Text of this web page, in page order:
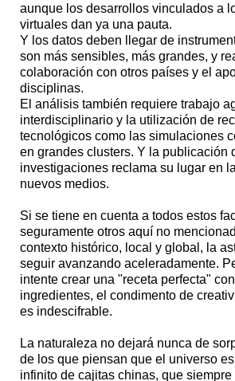
aunque los desarrollos vinculados a
virtuales dan ya una pauta.
Y los datos deben llegar de
son más sensibles, más grandes, y
colaboración con otros países y el
disciplinas.
El análisis también requiere trabajo
interdisciplinario y la utilización de
tecnológicos como las simulaciones
en grandes clusters. Y la publicación
investigaciones reclama su lugar en
nuevos medios.
Si se tiene en cuenta a todos estos
seguramente otros aquí no
contexto histórico, local y global, la
seguir avanzando aceleradamente.
intente crear una "receta perfecta"
ingredientes, el condimento de
es indescifrable.
La naturaleza no dejará nunca de
de los que piensan que el universo
infinito de cajitas chinas, que